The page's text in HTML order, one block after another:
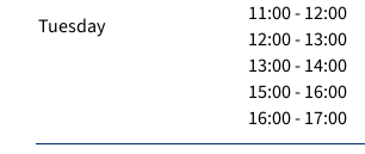
Tuesday
11:00 - 12:00
12:00 - 13:00
13:00 - 14:00
15:00 - 16:00
16:00 - 17:00